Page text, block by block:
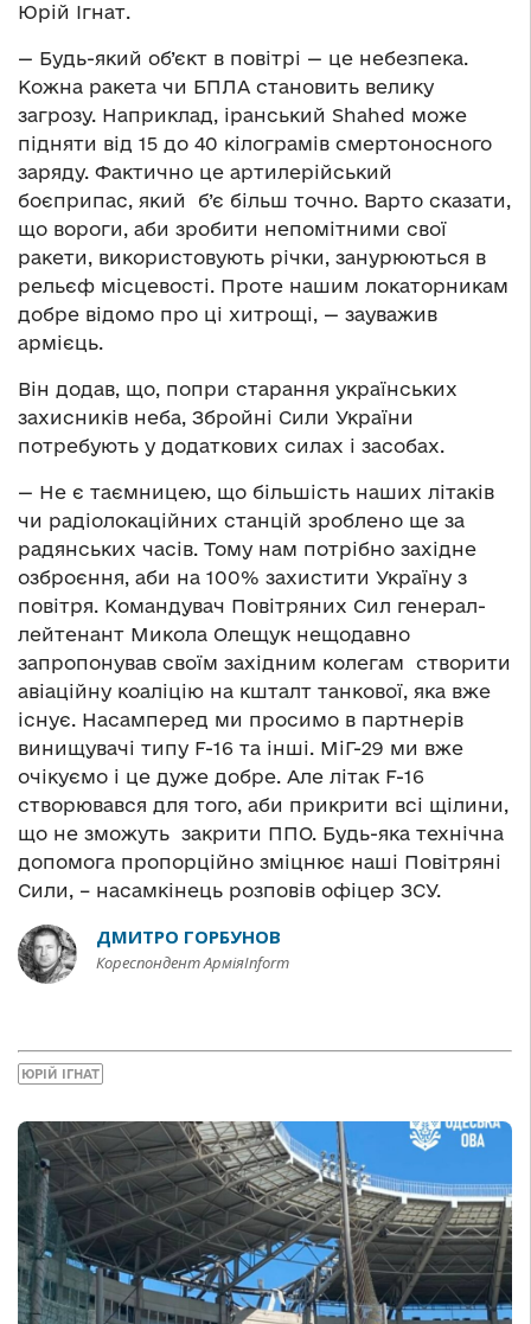
Юрій Ігнат.
— Будь-який об’єкт в повітрі — це небезпека.
Кожна ракета чи БПЛА становить велику
загрозу. Наприклад, іранський Shahed може
підняти від 15 до 40 кілограмів смертоносного
заряду. Фактично це артилерійський
боєприпас, який б’є більш точно. Варто сказати,
що вороги, аби зробити непомітними свої
ракети, використовують річки, занурюються в
рельєф місцевості. Проте нашим локаторникам
добре відомо про ці хитрощі, — зауважив
армієць.
Він додав, що, попри старання українських
захисників неба, Збройні Сили України
потребують у додаткових силах і засобах.
— Не є таємницею, що більшість наших літаків
чи радіолокаційних станцій зроблено ще за
радянських часів. Тому нам потрібно західне
озброєння, аби на 100% захистити Україну з
повітря. Командувач Повітряних Сил генерал-
лейтенант Микола Олещук нещодавно
запропонував своїм західним колегам створити
авіаційну коаліцію на кшталт танкової, яка вже
існує. Насамперед ми просимо в партнерів
винищувачі типу F-16 та інші. МіГ-29 ми вже
очікуємо і це дуже добре. Але літак F-16
створювався для того, аби прикрити всі щілини,
що не зможуть закрити ППО. Будь-яка технічна
допомога пропорційно зміцнює наші Повітряні
Сили, – насамкінець розповів офіцер ЗСУ.
ДМИТРО ГОРБУНОВ
Кореспондент АрміяInform
ЮРІЙ ІГНАТ